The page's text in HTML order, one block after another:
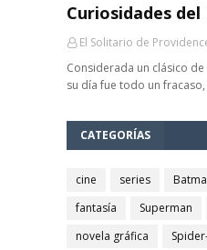
Curiosidades del
El Solitario de
Considerada un clásico
su día fue todo un
CATEGORÍAS
cine series
fantasía
Superman
novela gráfica